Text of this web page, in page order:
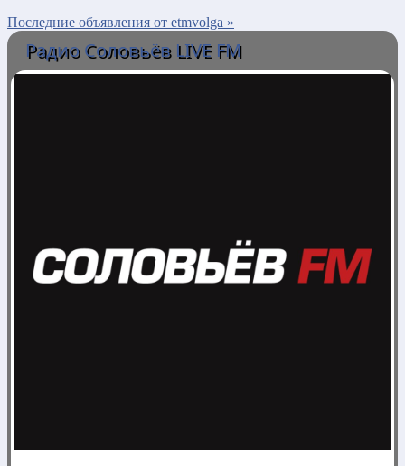
Последние объявления от etmvolga »
Радио Соловьёв LIVE FM